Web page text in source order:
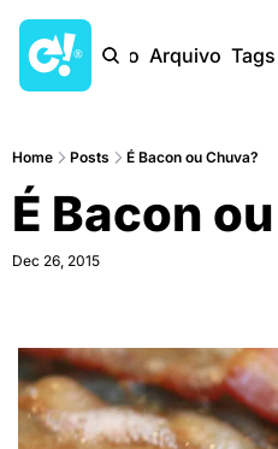
Início Arquivo Tags
Home Posts É Bacon ou Chuva?
É Bacon
Dec 26, 2015